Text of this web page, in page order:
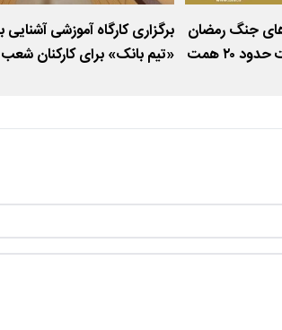
جنگ رمضان
در کنار تولید ایستاد / پرداخت حدود ۲۰ همت
برگزاری کارگاه آموزشی آشنایی
«تیم بانک» برای کارکنان